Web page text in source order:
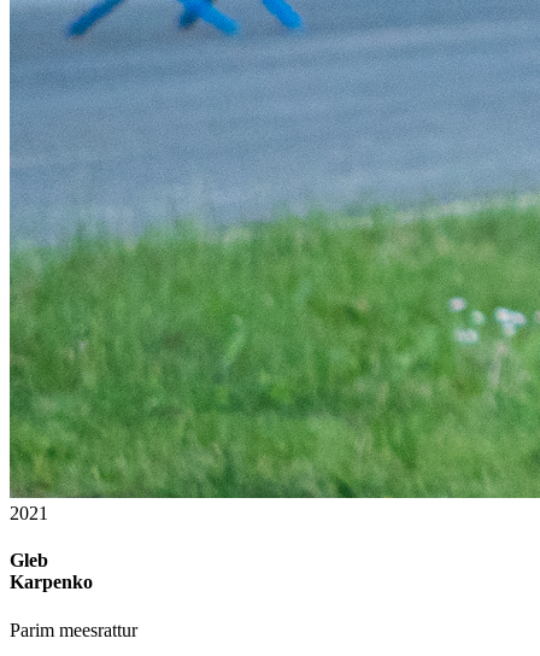
2021
Gleb
Karpenko
Parim meesrattur